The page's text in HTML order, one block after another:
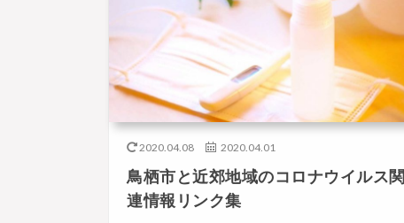
2020.04.08 2020.04.01
鳥栖市と近郊地域のコロナウイルス関
連情報リンク集